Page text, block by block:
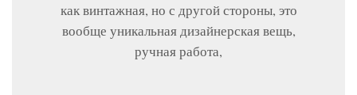
как винтажная, но с другой стороны, это
вообще уникальная дизайнерская вещь,
ручная работа,